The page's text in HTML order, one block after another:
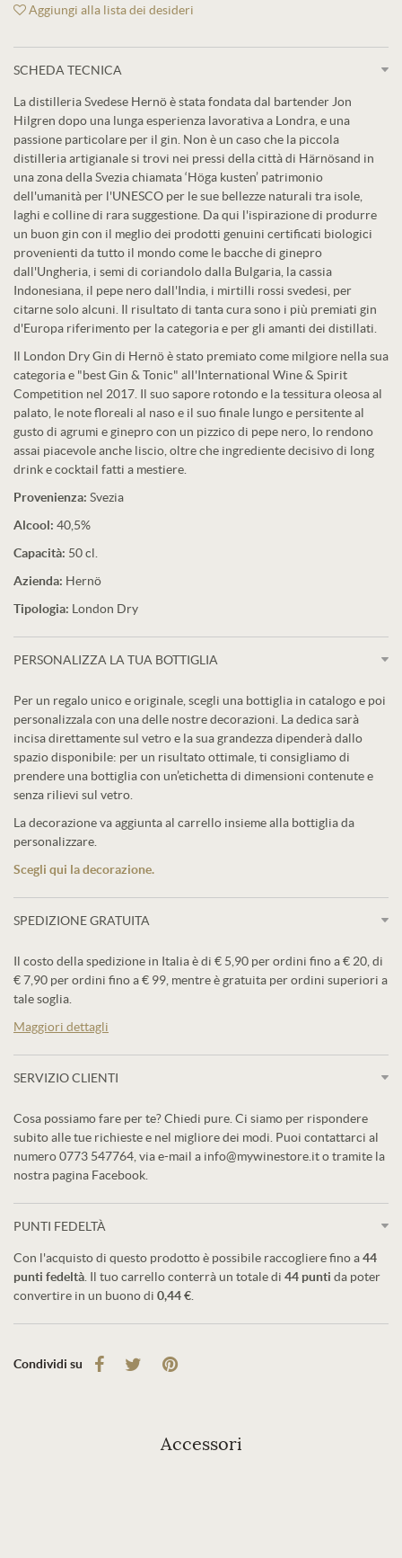
Aggiungi alla lista dei desideri
SCHEDA TECNICA
La distilleria Svedese Hernö è stata fondata dal bartender Jon
Hilgren dopo una lunga esperienza lavorativa a Londra, e una
passione particolare per il gin. Non è un caso che la piccola
distilleria artigianale si trovi nei pressi della città di Härnösand in
una zona della Svezia chiamata ‘Höga kusten’ patrimonio
dell'umanità per l'UNESCO per le sue bellezze naturali tra isole,
laghi e colline di rara suggestione. Da qui l'ispirazione di produrre
un buon gin con il meglio dei prodotti genuini certificati biologici
provenienti da tutto il mondo come le bacche di ginepro
dall'Ungheria, i semi di coriandolo dalla Bulgaria, la cassia
Indonesiana, il pepe nero dall'India, i mirtilli rossi svedesi, per
citarne solo alcuni. Il risultato di tanta cura sono i più premiati gin
d'Europa riferimento per la categoria e per gli amanti dei distillati.
Il London Dry Gin di Hernö è stato premiato come milgiore nella sua
categoria e "best Gin & Tonic" all'International Wine & Spirit
Competition nel 2017. Il suo sapore rotondo e la tessitura oleosa al
palato, le note floreali al naso e il suo finale lungo e persitente al
gusto di agrumi e ginepro con un pizzico di pepe nero, lo rendono
assai piacevole anche liscio, oltre che ingrediente decisivo di long
drink e cocktail fatti a mestiere.
Provenienza: Svezia
Alcool: 40,5%
Capacità: 50 cl.
Azienda: Hernö
Tipologia: London Dry
PERSONALIZZA LA TUA BOTTIGLIA
Per un regalo unico e originale, scegli una bottiglia in catalogo e poi
personalizzala con una delle nostre decorazioni. La dedica sarà
incisa direttamente sul vetro e la sua grandezza dipenderà dallo
spazio disponibile: per un risultato ottimale, ti consigliamo di
prendere una bottiglia con un’etichetta di dimensioni contenute e
senza rilievi sul vetro.
La decorazione va aggiunta al carrello insieme alla bottiglia da
personalizzare.
Scegli qui la decorazione.
SPEDIZIONE GRATUITA
Il costo della spedizione in Italia è di € 5,90 per ordini fino a € 20, di
€ 7,90 per ordini fino a € 99, mentre è gratuita per ordini superiori a
tale soglia.
Maggiori dettagli
SERVIZIO CLIENTI
Cosa possiamo fare per te? Chiedi pure. Ci siamo per rispondere
subito alle tue richieste e nel migliore dei modi. Puoi contattarci al
numero 0773 547764, via e-mail a info@mywinestore.it o tramite la
nostra pagina Facebook.
PUNTI FEDELTÀ
Con l'acquisto di questo prodotto è possibile raccogliere fino a44
punti fedeltà . Il tuo carrello conterrà un totale di 44 punti da poter
convertire in un buono di 0,44 €
Condividi su
Accessori